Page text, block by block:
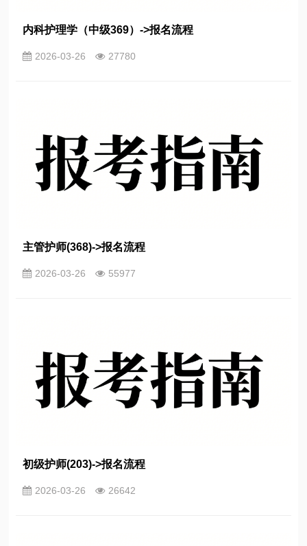
内科护理学（中级369）->报名流程
2026-03-26 27780
主管护师(368)->报名流程
2026-03-26 55977
初级护师(203)->报名流程
2026-03-26 26642